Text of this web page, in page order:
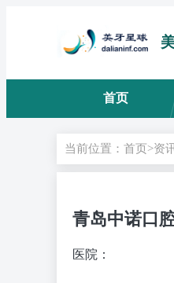
首页
当前位置： 首页>资
青岛中诺口
医院：